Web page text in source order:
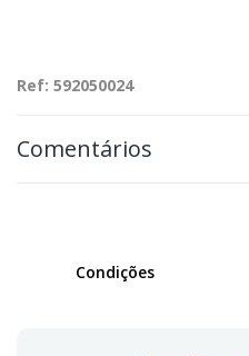
Ref: 592050024
Comentários
Condições